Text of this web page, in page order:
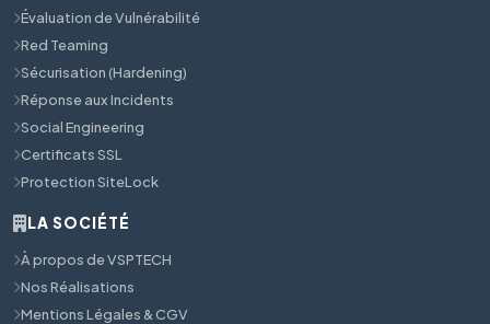
Évaluation de Vulnérabilité
Red Teaming
Sécurisation (Hardening)
Réponse aux Incidents
Social Engineering
Certificats SSL
Protection SiteLock
LA SOCIÉTÉ
À propos de VSPTECH
Nos Réalisations
Mentions Légales & CGV